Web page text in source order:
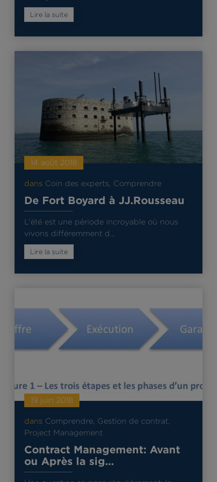
Lire la suite
14 août 2018
dans Coin des experts Comprendre
De Fort Boyard à JJ.Rousseau
L’été est une période incroyable où nous
vivons différemment d…
Lire la suite
19 juin 2018
dans Comprendre Gestion de contrat
Project Management
Contract Management: Avant
ou Après la sig…